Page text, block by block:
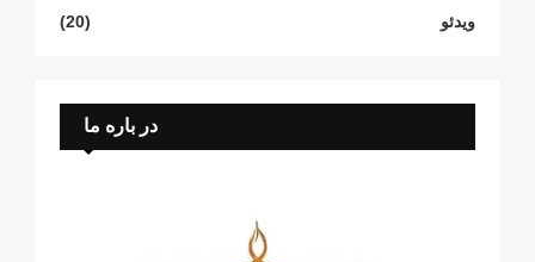
ویدئو
(20)
در باره ما